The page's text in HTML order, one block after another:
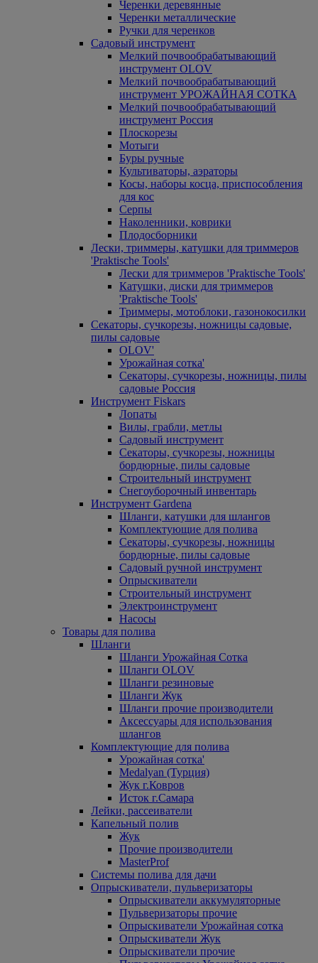
Черенки деревянные
Черенки металлические
Ручки для черенков
Садовый инструмент
Мелкий почвообрабатывающий
инструмент OLOV
Мелкий почвообрабатывающий
инструмент УРОЖАЙНАЯ СОТКА
Мелкий почвообрабатывающий
инструмент Россия
Плоскорезы
Мотыги
Буры ручные
Культиваторы, аэраторы
Косы, наборы косца, приспособления
для кос
Серпы
Наколенники, коврики
Плодосборники
Лески, триммеры, катушки для триммеров
'Praktische Tools'
Лески для триммеров 'Praktische Tools'
Катушки, диски для триммеров
'Praktische Tools'
Триммеры, мотоблоки, газонокосилки
Секаторы, сучкорезы, ножницы садовые,
пилы садовые
OLOV'
Урожайная сотка'
Секаторы, сучкорезы, ножницы, пилы
садовые Россия
Инструмент Fiskars
Лопаты
Вилы, грабли, метлы
Садовый инструмент
Секаторы, сучкорезы, ножницы
бордюрные, пилы садовые
Строительный инструмент
Снегоуборочный инвентарь
Инструмент Gardena
Шланги, катушки для шлангов
Комплектующие для полива
Секаторы, сучкорезы, ножницы
бордюрные, пилы садовые
Садовый ручной инструмент
Опрыскиватели
Строительный инструмент
Электроинструмент
Насосы
Товары для полива
Шланги
Шланги Урожайная Сотка
Шланги OLOV
Шланги резиновые
Шланги Жук
Шланги прочие производители
Аксессуары для использования
шлангов
Комплектующие для полива
Урожайная сотка'
Medalyan (Турция)
Жук г.Ковров
Исток г.Самара
Лейки, рассеиватели
Капельный полив
Жук
Прочие производители
MasterProf
Системы полива для дачи
Опрыскиватели, пульверизаторы
Опрыскиватели аккумуляторные
Пульверизаторы прочие
Опрыскиватели Урожайная сотка
Опрыскиватели Жук
Опрыскиватели прочие